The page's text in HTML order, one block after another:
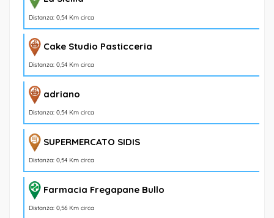
Distanza: 0,54 Km circa
Cake Studio Pasticceria
Distanza: 0,54 Km circa
adriano
Distanza: 0,54 Km circa
SUPERMERCATO SIDIS
Distanza: 0,54 Km circa
Farmacia Fregapane Bullo
Distanza: 0,56 Km circa